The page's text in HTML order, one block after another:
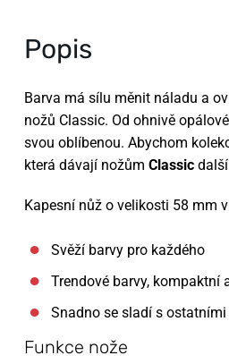
Popis
Barva má sílu měnit náladu a
nožů Classic. Od ohnivě
svou oblíbenou. Abychom
která dávají nožům Classic
Kapesní nůž o velikosti 58 mm
Svěží barvy pro každého
Trendové barvy, kompaktní
Snadno se sladí s
Funkce nože